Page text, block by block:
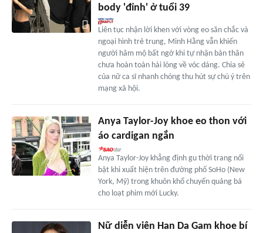
body 'đỉnh' ở tuổi 39
Liên tục nhận lời khen với vòng eo săn chắc và
ngoại hình trẻ trung, Minh Hằng vẫn khiến
người hâm mộ bất ngờ khi tự nhận bản thân
chưa hoàn toàn hài lòng về vóc dáng. Chia sẻ
của nữ ca sĩ nhanh chóng thu hút sự chú ý trên
mạng xã hội.
Anya Taylor-Joy khoe eo thon với
áo cardigan ngắn
Anya Taylor-Joy khẳng định gu thời trang nổi
bật khi xuất hiện trên đường phố SoHo (New
York, Mỹ) trong khuôn khổ chuyến quảng bá
cho loạt phim mới Lucky.
Nữ diễn viên Han Da Gam khoe bí